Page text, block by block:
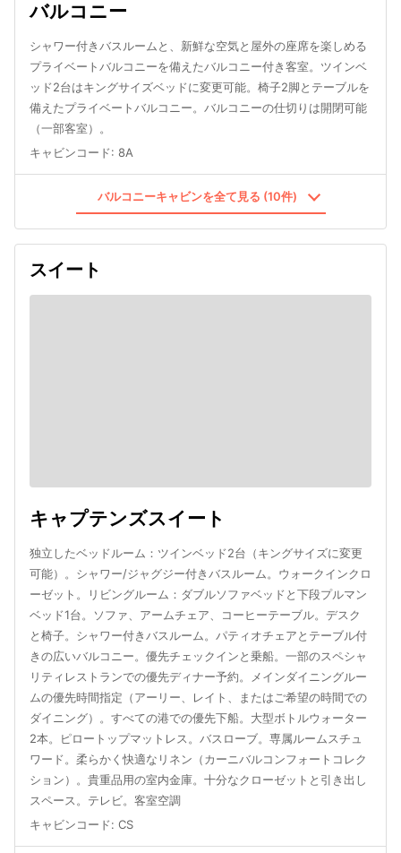
バルコニー
シャワー付きバスルームと、新鮮な空気と屋外の座席を楽しめる
プライベートバルコニーを備えたバルコニー付き客室。ツインベ
ッド2台はキングサイズベッドに変更可能。椅子2脚とテーブルを
備えたプライベートバルコニー。バルコニーの仕切りは開閉可能
（一部客室）。
キャビンコード: 8A
バルコニーキャビンを全て見る (10件)
スイート
キャプテンズスイート
独立したベッドルーム：ツインベッド2台（キングサイズに変更
可能）。シャワー/ジャグジー付きバスルーム。ウォークインクロ
ーゼット。リビングルーム：ダブルソファベッドと下段プルマン
ベッド1台。ソファ、アームチェア、コーヒーテーブル。デスク
と椅子。シャワー付きバスルーム。パティオチェアとテーブル付
きの広いバルコニー。優先チェックインと乗船。一部のスペシャ
リティレストランでの優先ディナー予約。メインダイニングルー
ムの優先時間指定（アーリー、レイト、またはご希望の時間での
ダイニング）。すべての港での優先下船。大型ボトルウォーター
2本。ピロートップマットレス。バスローブ。専属ルームスチュ
ワード。柔らかく快適なリネン（カーニバルコンフォートコレク
ション）。貴重品用の室内金庫。十分なクローゼットと引き出し
スペース。テレビ。客室空調
キャビンコード: CS